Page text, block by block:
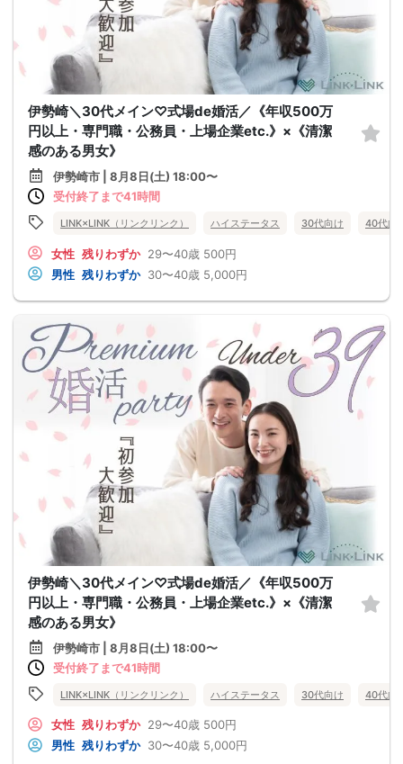
伊勢崎＼30代メイン♡式場de婚活／《年収500万
円以上・専門職・公務員・上場企業etc.》×《清潔
感のある男女》
伊勢崎市 | 8月8日(土) 18:00〜
受付終了まで41時間
LINK×LINK（リンクリンク） ハイステータス 30代向け 40代向
女性 残りわずか 29〜40歳 500円
男性 残りわずか 30〜40歳 5,000円
伊勢崎＼30代メイン♡式場de婚活／《年収500万
円以上・専門職・公務員・上場企業etc.》×《清潔
感のある男女》
伊勢崎市 | 8月8日(土) 18:00〜
受付終了まで41時間
LINK×LINK（リンクリンク） ハイステータス 30代向け 40代向
女性 残りわずか 29〜40歳 500円
男性 残りわずか 30〜40歳 5,000円